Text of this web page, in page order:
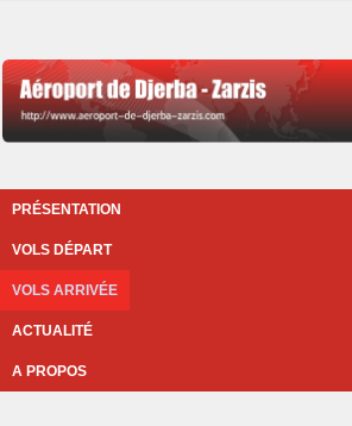
PRÉSENTATION
VOLS DÉPART
VOLS ARRIVÉE
ACTUALITÉ
A PROPOS